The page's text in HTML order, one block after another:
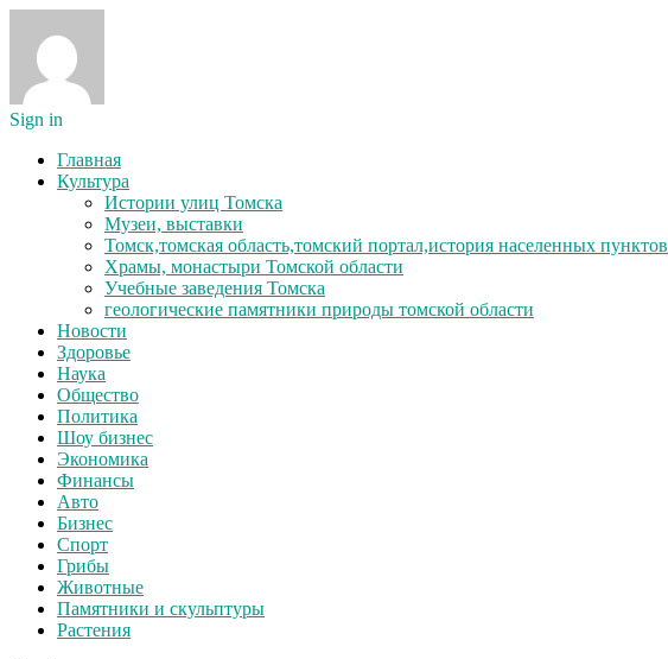
Sign in
Главная
Культура
Истории улиц Томска
Музеи, выставки
Томск,томская область,томский портал,история населенных пунктов
Храмы, монастыри Томской области
Учебные заведения Томска
геологические памятники природы томской области
Новости
Здоровье
Наука
Общество
Политика
Шоу бизнес
Экономика
Финансы
Авто
Бизнес
Спорт
Грибы
Животные
Памятники и скульптуры
Растения